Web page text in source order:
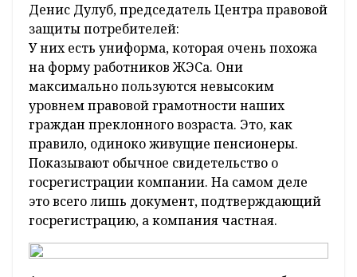
Денис Дулуб, председатель Центра правовой
защиты потребителей:
У них есть униформа, которая очень похожа
на форму работников ЖЭСа. Они
максимально пользуются невысоким
уровнем правовой грамотности наших
граждан преклонного возраста. Это, как
правило, одиноко живущие пенсионеры.
Показывают обычное свидетельство о
госрегистрации компании. На самом деле
это всего лишь документ, подтверждающий
госрегистрацию, а компания частная.